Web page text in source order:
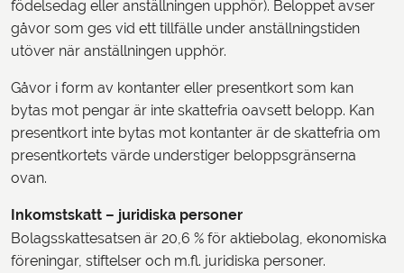
födelsedag eller anställningen upphör). Beloppet avser
gåvor som ges vid ett tillfälle under anställningstiden
utöver när anställningen upphör.
Gåvor i form av kontanter eller presentkort som kan
bytas mot pengar är inte skattefria oavsett belopp. Kan
presentkort inte bytas mot kontanter är de skattefria om
presentkortets värde understiger beloppsgränserna
ovan.
Inkomstskatt – juridiska personer
Bolagsskattesatsen är 20,6 % för aktiebolag, ekonomiska
föreningar, stiftelser och m.fl. juridiska personer.